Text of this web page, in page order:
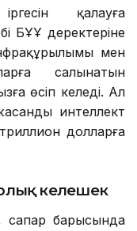
қалауға
БҰҰ деректеріне
мен
салынатын
өсіп келеді. Ал
интеллект
долларға
келешек
сапар барысында